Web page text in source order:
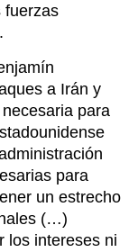
fuerzas
a Irán y
para
para
un estrecho
(…)
los intereses ni